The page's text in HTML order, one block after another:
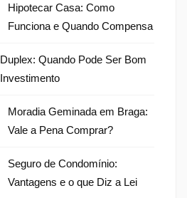
Hipotecar Casa: Como
Funciona e Quando Compensa
Duplex: Quando Pode Ser Bom
Investimento
Moradia Geminada em Braga:
Vale a Pena Comprar?
Seguro de Condomínio:
Vantagens e o que Diz a Lei